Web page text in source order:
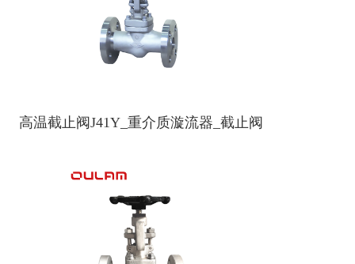
高温截止阀J41Y_重介质漩流器_截止阀